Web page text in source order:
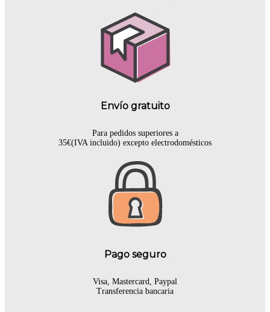
Envío gratuito
Para pedidos superiores a
35€(IVA incluido) excepto electrodomésticos
Pago seguro
Visa, Mastercard, Paypal
Transferencia bancaria